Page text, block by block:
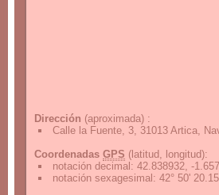
Dirección (aproximada) :
Calle la Fuente, 3, 31013 Artica,
Coordenadas GPS (latitud, longitud):
notación decimal : 42.838932, -
notación sexagesimal : 42° 50'